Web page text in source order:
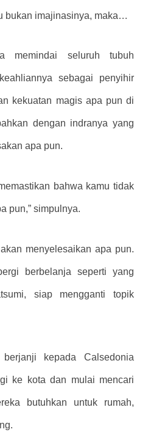
bukan imajinasinya, maka…
memindai seluruh tubuh
sebagai penyihir
kekuatan magis apa pun di
dengan indranya yang
apa pun.
bahwa kamu tidak
pun,” simpulnya.
menyelesaikan apa pun.
berbelanja seperti yang
siap mengganti topik
kepada Calsedonia
ke kota dan mulai mencari
butuhkan untuk rumah,